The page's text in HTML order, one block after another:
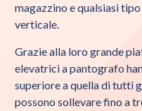
magazzino e qualsiasi
verticale.
Grazie alla loro grande
elevatrici a pantografo
superiore a quella di tutti
possono sollevare fino a